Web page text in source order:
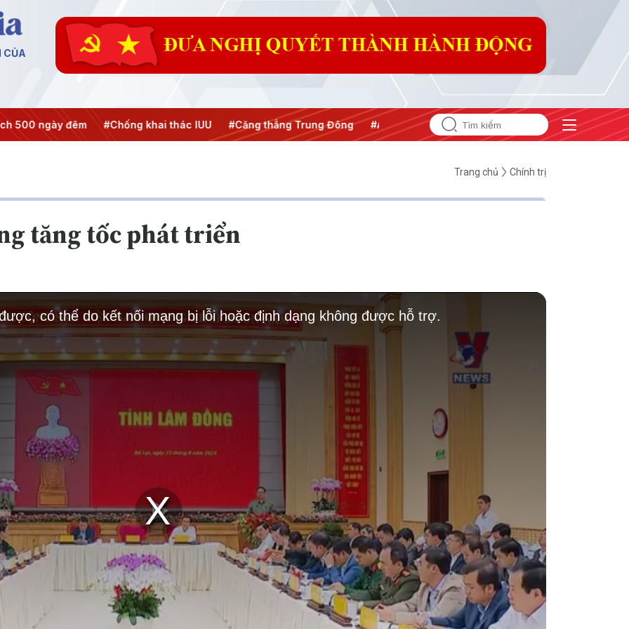
CỦA
500 ngày đêm #Chống khai thác IUU #Căng thẳng Trung Đông #An ninh năng lượng #Bảo vệ nền tảng tư tưởng
Trang chủ Chính trị
tăng tốc phát triển
Play
Video
có thể do kết nối mạng bị lỗi hoặc định dạng không được hỗ trợ.